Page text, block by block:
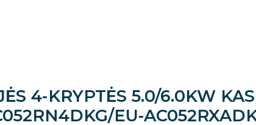
4-KRYPTĖS 5.0/6.0KW
EU-